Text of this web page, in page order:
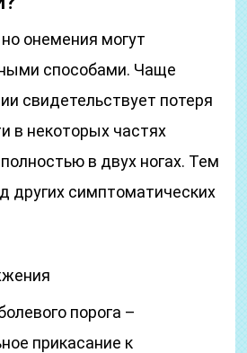
онемения могут
способами. Чаще
свидетельствует потеря
в некоторых частях
в двух ногах. Тем
других симптоматических
порога –
прикасание к